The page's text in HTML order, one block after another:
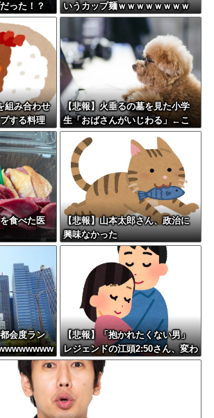
った！？
弱男が大
w w w w w
いうカップ麺ｗｗｗｗｗｗｗｗ
ｗｗ
組み合わせ
する料理
ない
【悲報】火垂るの墓を見た小学
生「おばさんがいじわる」←こ
れ、年代とともに変わっていく
よな…
食べた医
【悲報】山本太郎さん、政治に
興味なかった
会度ラン
【悲報】「抱かれたくない男」
レジェンドの江頭2:50さん、変わ
り果てた姿で発見される